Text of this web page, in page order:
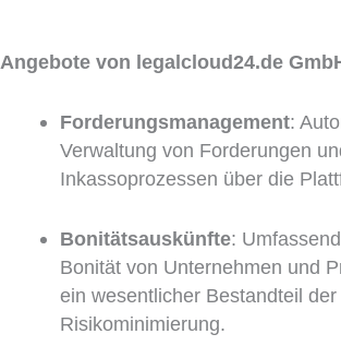
Angebote von legalcloud24.de
Forderungsmanagement:
Verwaltung von Forderungen
Inkassoprozessen über die
Bonitätsauskünfte:
Bonität von Unternehmen und
ein wesentlicher Bestandteil der
Risikominimierung.